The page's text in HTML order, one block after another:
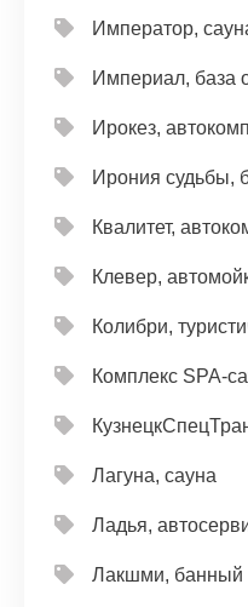
Император,
Империал, база
Ирокез,
Ирония судьбы,
Квалитет,
Клевер,
Колибри,
Комплекс SPA-
Лагуна, сауна
Ладья,
Лакшми, банный